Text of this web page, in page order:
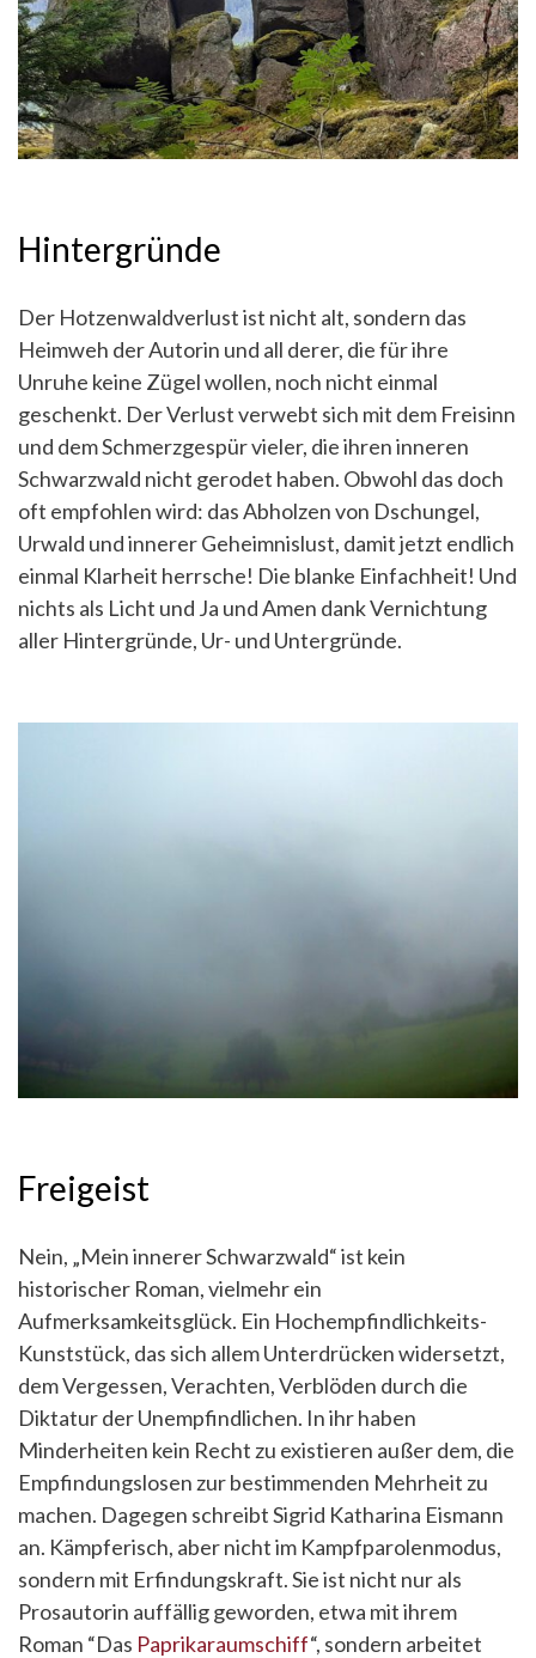
Hintergründe
Der Hotzenwaldverlust ist nicht alt, sondern das
Heimweh der Autorin und all derer, die für ihre
Unruhe keine Zügel wollen, noch nicht einmal
geschenkt. Der Verlust verwebt sich mit dem Freisinn
und dem Schmerzgespür vieler, die ihren inneren
Schwarzwald nicht gerodet haben. Obwohl das doch
oft empfohlen wird: das Abholzen von Dschungel,
Urwald und innerer Geheimnislust, damit jetzt endlich
einmal Klarheit herrsche! Die blanke Einfachheit! Und
nichts als Licht und Ja und Amen dank Vernichtung
aller Hintergründe, Ur- und Untergründe.
Freigeist
Nein, „Mein innerer Schwarzwald“ ist kein
historischer Roman, vielmehr ein
Aufmerksamkeitsglück. Ein Hochempfindlichkeits-
Kunststück, das sich allem Unterdrücken widersetzt,
dem Vergessen, Verachten, Verblöden durch die
Diktatur der Unempfindlichen. In ihr haben
Minderheiten kein Recht zu existieren außer dem, die
Empfindungslosen zur bestimmenden Mehrheit zu
machen. Dagegen schreibt Sigrid Katharina Eismann
an. Kämpferisch, aber nicht im Kampfparolenmodus,
sondern mit Erfindungskraft. Sie ist nicht nur als
Prosautorin auffällig geworden, etwa mit ihrem
Roman “Das Paprikaraumschiff“, sondern arbeitet